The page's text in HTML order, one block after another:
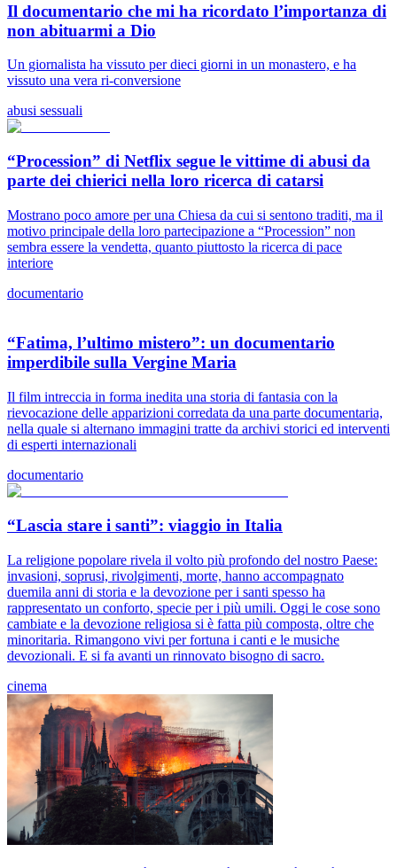
Il documentario che mi ha ricordato l’importanza di
non abituarmi a Dio
Un giornalista ha vissuto per dieci giorni in un monastero, e ha
vissuto una vera ri-conversione
abusi sessuali
“Procession” di Netflix segue le vittime di abusi da
parte dei chierici nella loro ricerca di catarsi
Mostrano poco amore per una Chiesa da cui si sentono traditi, ma il
motivo principale della loro partecipazione a “Procession” non
sembra essere la vendetta, quanto piuttosto la ricerca di pace
interiore
documentario
“Fatima, l’ultimo mistero”: un documentario
imperdibile sulla Vergine Maria
Il film intreccia in forma inedita una storia di fantasia con la
rievocazione delle apparizioni corredata da una parte documentaria,
nella quale si alternano immagini tratte da archivi storici ed interventi
di esperti internazionali
documentario
“Lascia stare i santi”: viaggio in Italia
La religione popolare rivela il volto più profondo del nostro Paese:
invasioni, soprusi, rivolgimenti, morte, hanno accompagnato
duemila anni di storia e la devozione per i santi spesso ha
rappresentato un conforto, specie per i più umili. Oggi le cose sono
cambiate e la devozione religiosa si è fatta più composta, oltre che
minoritaria. Rimangono vivi per fortuna i canti e le musiche
devozionali. E si fa avanti un rinnovato bisogno di sacro.
cinema